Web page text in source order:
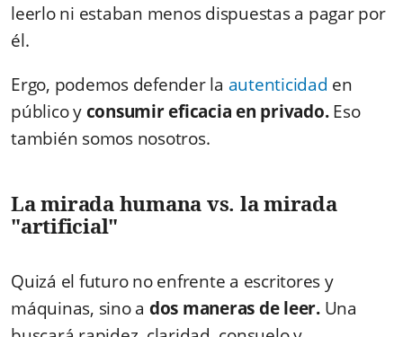
leerlo ni estaban menos dispuestas a pagar por
él.
Ergo, podemos defender la autenticidad en
público yconsumir eficacia en privado.Eso
también somos nosotros.
La mirada humana vs. la mirada
"artificial"
Quizá el futuro no enfrente a escritores y
máquinas, sino a dos maneras de leer.Una